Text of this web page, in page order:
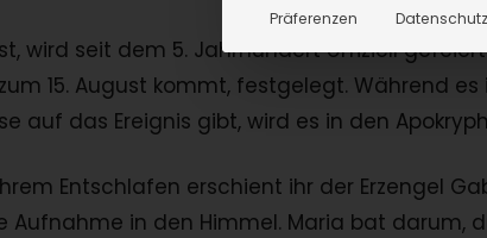
wird seit dem 5. Jahrhundert offiziell
15. August kommt, festgelegt. Während
auf das Ereignis gibt, wird es in den
Entschlafen erschient ihr der Erzengel
Aufnahme in den Himmel. Maria bat darum,
Präferenzen